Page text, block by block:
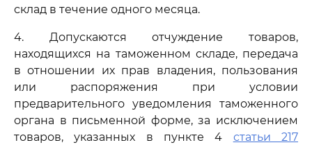
склад в течение одного месяца.
4. Допускаются отчуждение товаров,
находящихся на таможенном складе, передача
в отношении их прав владения, пользования
или распоряжения при условии
предварительного уведомления таможенного
органа в письменной форме, за исключением
товаров, указанных в пункте 4 статьи 217